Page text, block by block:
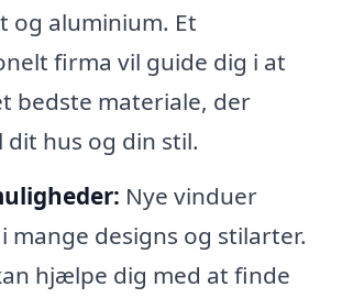
og aluminium. Et
firma vil guide dig i at
bedste materiale, der
dit hus og din stil.
Nye vinduer
mange designs og stilarter.
hjælpe dig med at finde